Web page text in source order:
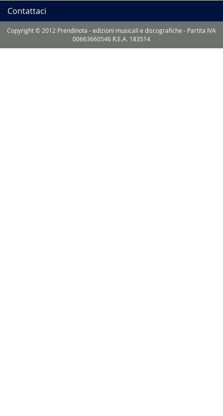
Contattaci
Copyright © 2012 Prendinota - edizioni musicali e discografiche - Partita IVA
00663660546 R.E.A. 183514